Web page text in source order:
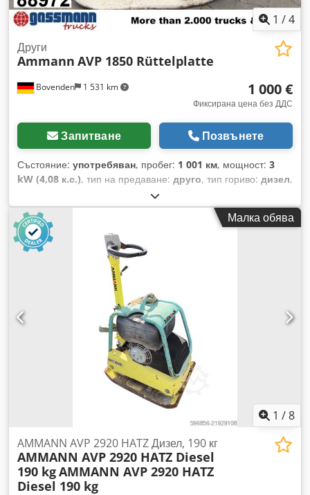
1 /4
Bovenden 1 531 km
Други
Ammann AVP 1850 Rüttelplatte
1 000 €
Фиксирана цена без ДДС
Запитване Позвънете
Състояние: употребяван, пробег: 1 001 км, мощност: 3
kW (4,08 к.с.), тип на предаване: друго, тип гориво: дизел,
111 кг
01/2006, Година на производство:2006, кабина на
шофьора:
, Местоположение на превозното
средство: Бовенден, Дизелов двигател Hatz! ДАННИ ЗА
АКСЕСОАРИТЕ БЕЗ ГАРАНЦИЯ, промени, междинна
продажба и грешки са възможни! Dkodpfxexy Sw Se Adxjr
Малка обява
1 /8
AMMANN AVP 2920 HATZ Дизел, 190 кг
AMMANN AVP 2920 HATZ Diesel
190 kgAMMANN AVP 2920 HATZ
Diesel 190 kg